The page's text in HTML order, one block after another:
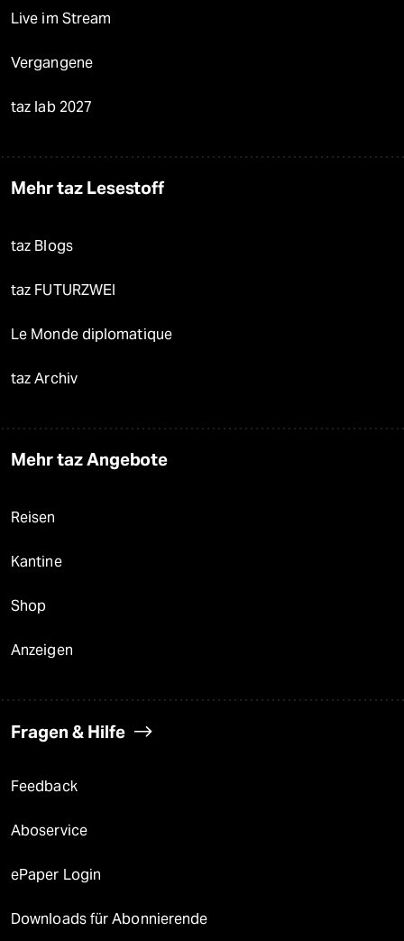
Live im Stream
Vergangene
taz lab 2027
Mehr taz Lesestoff
taz Blogs
taz FUTURZWEI
Le Monde diplomatique
taz Archiv
Mehr taz Angebote
Reisen
Kantine
Shop
Anzeigen
Fragen & Hilfe
Feedback
Aboservice
ePaper Login
Downloads für Abonnierende